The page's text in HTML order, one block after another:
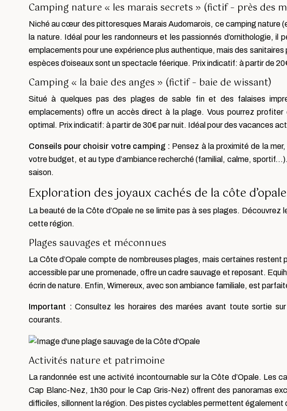
Camping nature « les marais secrets » (fictif – près des
Niché au cœur des pittoresques Marais Audomarois, ce camping nature
la nature. Idéal pour les randonneurs et les passionnés d’ornithologie, il
emplacements pour une expérience plus authentique, mais des
espèces d’oiseaux sont un spectacle féerique. Prix indicatif: à partir de
Camping « la baie des anges » (fictif – baie de wissant)
Situé à quelques pas des plages de sable fin et des falaises
emplacements) offre un accès direct à la plage. Vous pourrez profiter
optimal. Prix indicatif: à partir de 30€ par nuit. Idéal pour des vacances
Conseils pour choisir votre camping : Pensez à la proximité de la
votre budget, et au type d’ambiance recherché (familial, calme,
saison.
Exploration des joyaux cachés de la côte
La beauté de la Côte d’Opale ne se limite pas à ses plages.
cette région.
Plages sauvages et méconnues
La Côte d’Opale compte de nombreuses plages, mais certaines
accessible par une promenade, offre un cadre sauvage et reposant.
écrin de nature. Enfin, Wimereux, avec son ambiance familiale, est
Important :Consultez les horaires des marées avant toute sortie
courants.
Activités nature et patrimoine
La randonnée est une activité incontournable sur la Côte d’Opale. Les
Cap Blanc-Nez, 1h30 pour le Cap Gris-Nez) offrent des panoramas
difficiles, sillonnent la région. Des pistes cyclables permettent également